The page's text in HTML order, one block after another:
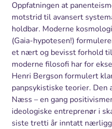
Oppfatningen at
motstrid til avansert
holdbar. Moderne
(Gaia-hypotesen!)
et nært og bevisst forhold
moderne filosofi har for
Henri Bergson formulert
panpsykistiske teorier. Den
Næss – en gang
ideologiske entreprenør i
siste tretti år inntatt